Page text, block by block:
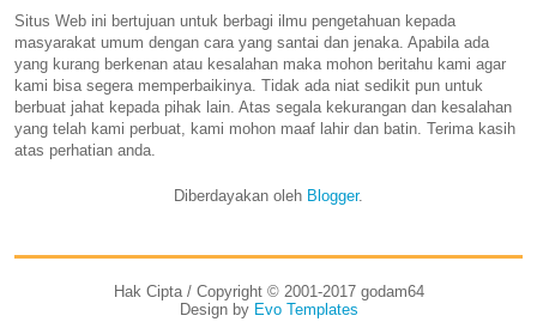
Situs Web ini bertujuan untuk berbagi ilmu pengetahuan kepada
masyarakat umum dengan cara yang santai dan jenaka. Apabila ada
yang kurang berkenan atau kesalahan maka mohon beritahu kami agar
kami bisa segera memperbaikinya. Tidak ada niat sedikit pun untuk
berbuat jahat kepada pihak lain. Atas segala kekurangan dan kesalahan
yang telah kami perbuat, kami mohon maaf lahir dan batin. Terima kasih
atas perhatian anda.
Diberdayakan oleh Blogger.
Hak Cipta / Copyright © 2001-2017 godam64
Design by Evo Templates